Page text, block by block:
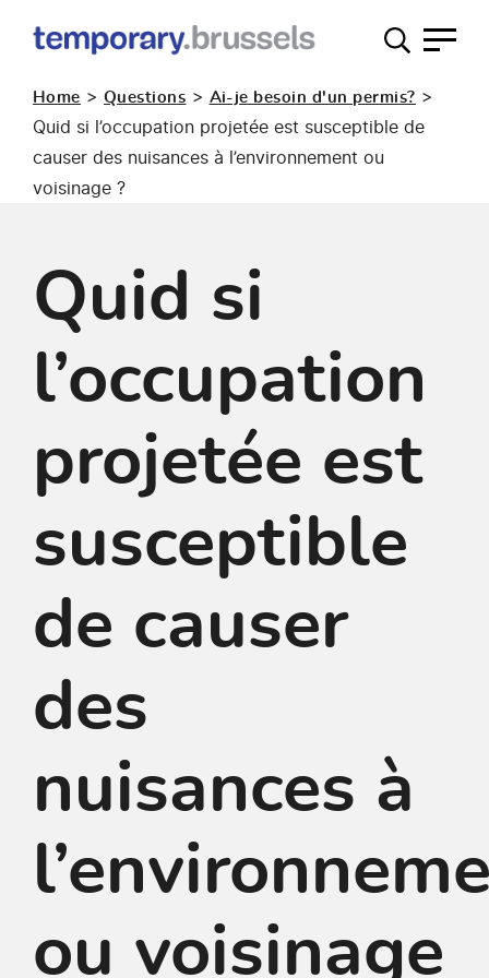
occupation
Home > Questions > Ai-je besoin d'un permis? >
Quid si l’occupation projetée est susceptible de
causer des nuisances à l’environnement ou
voisinage ?
Quid si
l’occupation
projetée est
susceptible
de causer
des
nuisances à
ou voisinage